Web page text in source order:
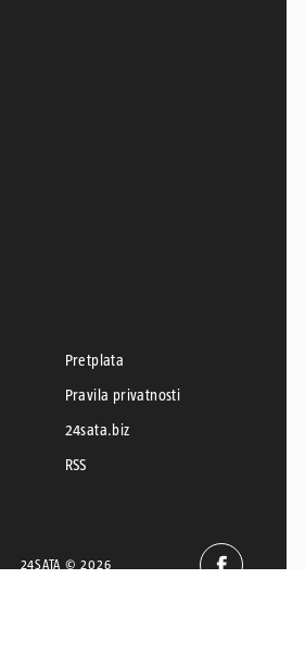
Pretplata
Pravila privatnosti
24sata.biz
RSS
24SATA © 2026